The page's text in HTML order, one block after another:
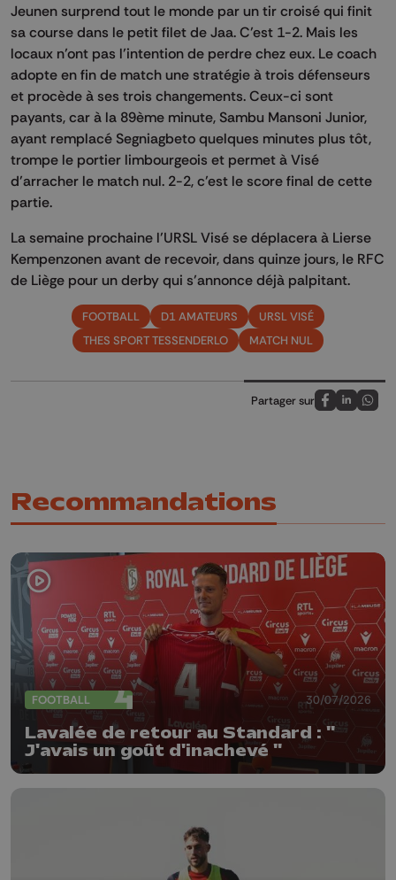
Jeunen surprend tout le monde par un tir croisé qui finit
sa course dans le petit filet de Jaa. C’est 1-2. Mais les
locaux n’ont pas l’intention de perdre chez eux. Le coach
adopte en fin de match une stratégie à trois défenseurs
et procède à ses trois changements. Ceux-ci sont
payants, car à la 89ème minute, Sambu Mansoni Junior,
ayant remplacé Segniagbeto quelques minutes plus tôt,
trompe le portier limbourgeois et permet à Visé
d’arracher le match nul. 2-2, c’est le score final de cette
partie.
La semaine prochaine l’URSL Visé se déplacera à Lierse
Kempenzonen avant de recevoir, dans quinze jours, le RFC
de Liège pour un derby qui s’annonce déjà palpitant.
FOOTBALL D1 AMATEURS
URSL VISÉ
THES SPORT TESSENDERLO
MATCH NUL
Partager sur
Partagez sur
Partagez
Recommandations
FOOTBALL 30/07/2026
Lavalée de retour au Standard : "
J'avais un goût d'inachevé "